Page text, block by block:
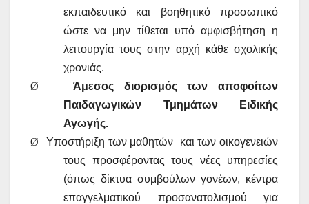
εκπαιδευτικό και βοηθητικό προσωπικό
ώστε να μην τίθεται υπό αμφισβήτηση η
λειτουργία τους στην αρχή κάθε σχολικής
χρονιάς.
Ø
Άμεσος διορισμός των αποφοίτων
Παιδαγωγικών Τμημάτων Ειδικής
Αγωγής.
Ø
Υποστήριξη των μαθητών
και των οικογενειών
τους προσφέροντας τους νέες υπηρεσίες
(όπως δίκτυα συμβούλων γονέων, κέντρα
επαγγελματικού προσανατολισμού για